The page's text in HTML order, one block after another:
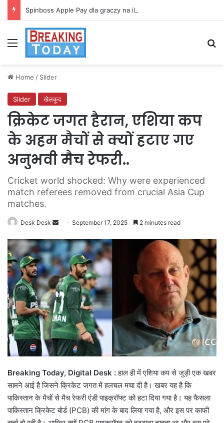
Spinboss Apple Pay dla graczy na iPhone
Menu
Home / Slider
Slider खेलकूद
क्रिकेट जगत हैरान, एशिया कप
के अहम मैचों से क्यों हटाए गए
अनुभवी मैच रेफरी..
Cricket world shocked: Why were experienced
match referees removed from crucial Asia Cup
matches.
Desk Desk
Send
email
September 17, 2025 2 minutes read
Breaking Today, Digital Desk :हाल ही में एशिया कप से जुड़ी एक खबर
सामने आई है जिसने क्रिकेट जगत में हलचल मचा दी है। खबर यह है कि
पाकिस्तान के मैचों से मैच रेफरी एंडी पाइक्रॉफ्ट को हटा दिया गया है। यह फैसला
पाकिस्तान क्रिकेट बोर्ड (PCB) की मांग के बाद लिया गया है, और इस पर काफी